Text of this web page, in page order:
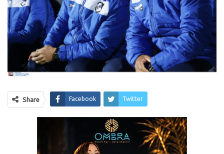
Share Facebook Twitter